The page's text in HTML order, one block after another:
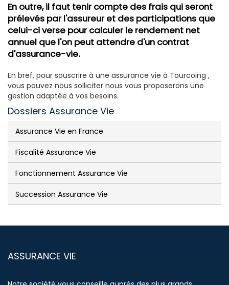
En outre, il faut tenir compte des frais qui seront
prélevés par l'assureur et des participations que
celui-ci verse pour calculer le rendement net
annuel que l'on peut attendre d'un contrat
d'assurance-vie.
En bref, pour souscrire à une assurance vie à Tourcoing ,
vous pouvez nous solliciter nous vous proposerons une
gestion adaptée à vos besoins.
Dossiers Assurance Vie
Assurance Vie en France
Fiscalité Assurance Vie
Fonctionnement Assurance Vie
Succession Assurance Vie
ASSURANCE VIE